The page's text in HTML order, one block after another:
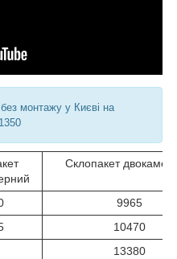
монтажу у Києві на
Склопакет
9965
10470
13380